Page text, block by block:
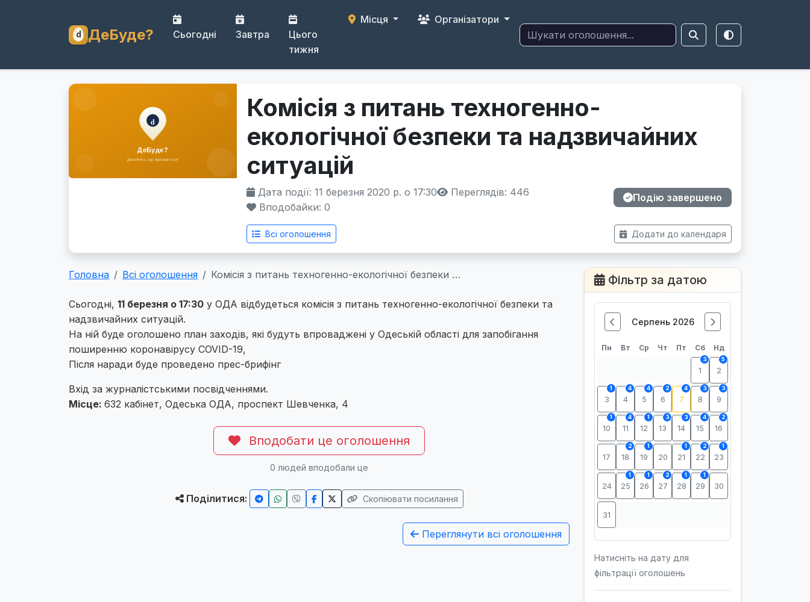
ДеБуде? Сьогодні Завтра
Цього
тижня
Місця Організатори
Комісія з питань техногенно-
екологічної безпеки та надзвичайних
ситуацій
Дата події: 11 березня 2020 р. о 17:30
Переглядів: 446
Вподобайки: 0
Подію завершено
Всі оголошення Додати до календаря
Головна Всі оголошення Комісія з питань техногенно-екологічної безпеки …
Сьогодні, 11 березня о 17:30 у ОДА відбудеться комісія з питань техногенно-екологічної безпеки та
надзвичайних ситуацій.
На ній буде оголошено план заходів, які будуть впроваджені у Одеській області для запобігання
поширенню коронавірусу COVID-19,
Після наради буде проведено прес-брифінг
Вхід за журналістськими посвідченнями.
Місце: 632 кабінет, Одеська ОДА, проспект Шевченка, 4
Вподобати це оголошення
0 людей вподобали це
Поділитися: Скопіювати посилання
Переглянути всі оголошення
Фільтр за датою
Серпень 2026
Пн Вт Ср Чт Пт Сб Нд
1
3
2
5
3
1
4
4
5
4
6
2
7
4
8
3
9
3
10
1
11
4
12
1
13
3
14
3
15
4
16
2
17 18
2
19
1
20 21
1
22
2
23
1
24 25
1
26
1
27
2
28
1
29
1
30
31
Натисніть на дату для
фільтрації оголошень